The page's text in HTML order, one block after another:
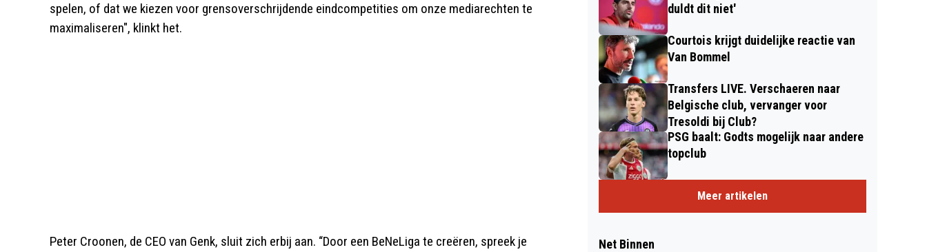
spelen, of dat we kiezen voor grensoverschrijdende eindcompetities om onze mediarechten te
maximaliseren", klinkt het.
Peter Croonen, de CEO van Genk, sluit zich erbij aan. “Door een BeNeLiga te creëren, spreek je
duldt dit niet'
Courtois krijgt duidelijke reactie van
Van Bommel
Transfers LIVE. Verschaeren naar
Belgische club, vervanger voor
Tresoldi bij Club?
PSG baalt: Godts mogelijk naar andere
topclub
Meer artikelen
Net Binnen